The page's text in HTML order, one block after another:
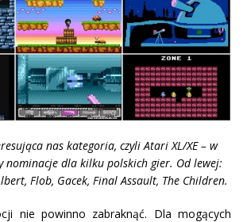
nas kategoria, czyli Atari XL/XE – w
nominacje dla kilku polskich gier. Od lewej:
Flob, Gacek, Final Assault, The Children.
nie powinno zabraknąć. Dla mogących